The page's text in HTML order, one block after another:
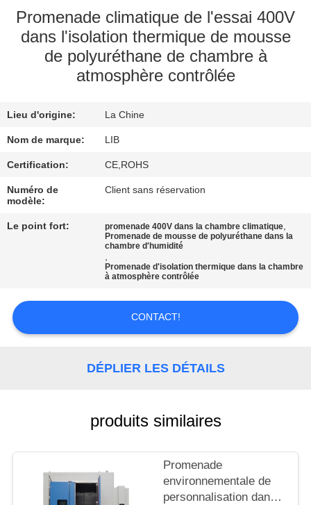
VISITE
D'USINE
CONTRÔLE
QUALITÉ
CONTACTEZ-
NOUS
NOUVELLES
DEMANDEZ
UNE
CITATION
PRIVACY
POLICY
Promenade climatique de l'essai 400V
dans l'isolation thermique de mousse
de polyuréthane de chambre à
atmosphère contrôlée
Lieu d'origine: La Chine
Nom de marque: LIB
Certification: CE,ROHS
Numéro de
modèle:
Client sans réservation
Le point fort: promenade 400V dans la chambre climatique,
Promenade de mousse de polyuréthane dans la
chambre d'humidité
,
Promenade d'isolation thermique dans la chambre
à atmosphère contrôlée
CONTACT!
DÉPLIER LES DÉTAILS
produits similaires
Promenade
environnementale de
personnalisation dans